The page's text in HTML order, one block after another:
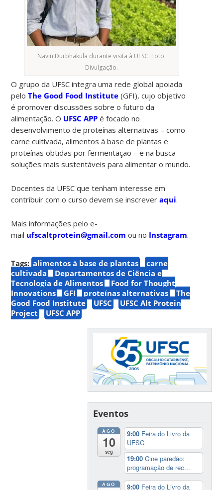
Navin Durbhakula durante visita à UFSC. Foto:
Divulgação.
O grupo da UFSC integra uma rede global apoiada
peloThe Good Food Institute (GFI), cujo objetivo
é promover discussões sobre o futuro da
alimentação. O UFSC APP é focado no
desenvolvimento de proteínas alternativas – como
carne cultivada, alimentos à base de plantas e
proteínas obtidas por fermentação – e na busca
soluções mais sustentáveis para alimentar o mundo.
Docentes da UFSC que tenham interesse em
contribuir com o curso devem se inscreveraqui.
Mais informações pelo e-
mail ufscaltprotein@gmail.com ou no Instagram.
Tags: alimentos à base de plantas
carne
cultivada
Departamentos de Ciência e
Tecnologia de Alimentos
Food for Thought
Innovations
GFI proteínas alternativas
The
Good Food Institute
UFSC
UFSC Alt Protein
Project
UFSC APP
Eventos
AGO
10
seg
9:00 Feira do Livro da
UFSC
19:00Cine paredão:
programação de rec...
AGO 9:00 Feira do Livro da